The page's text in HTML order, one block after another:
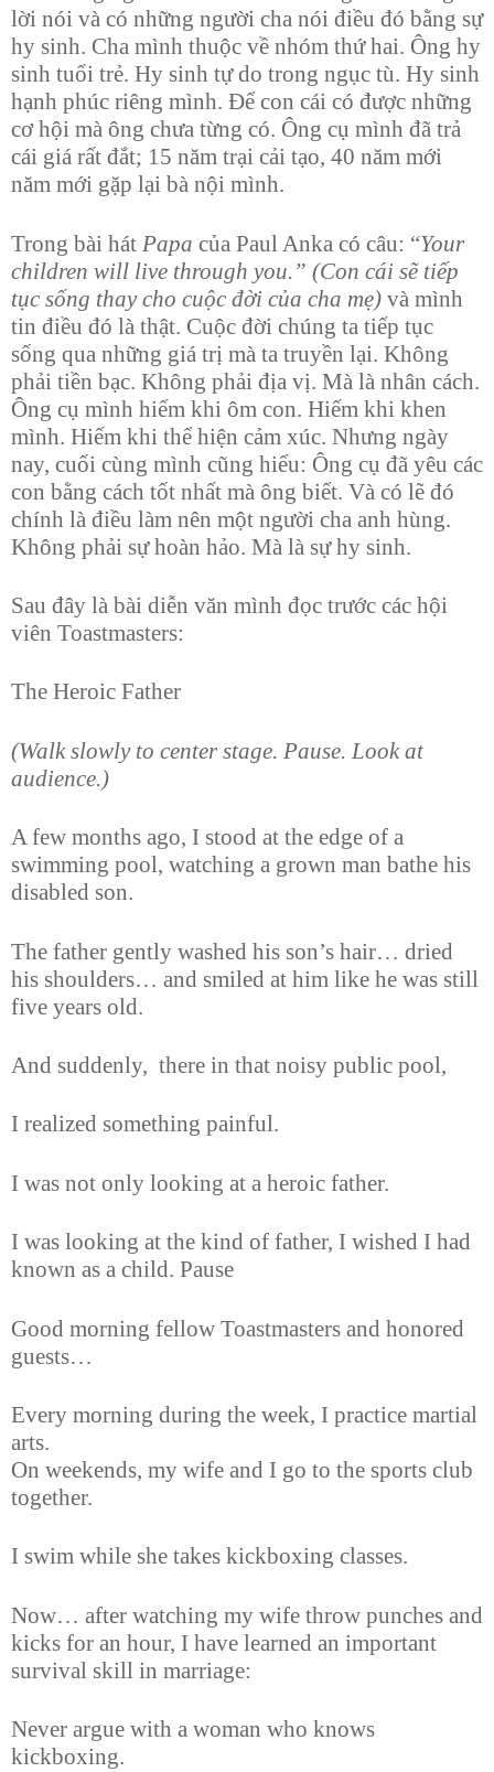
lời nói và có những người cha nói điều đó bằng sự
hy sinh. Cha mình thuộc về nhóm thứ hai. Ông hy
sinh tuổi trẻ. Hy sinh tự do trong ngục tù. Hy sinh
hạnh phúc riêng mình. Để con cái có được những
cơ hội mà ông chưa từng có. Ông cụ mình đã trả
cái giá rất đắt; 15 năm trại cải tạo, 40 năm mới
năm mới gặp lại bà nội mình.
Trong bài hát Papa của Paul Anka có câu: “Your
children will live through you.” (Con cái sẽ tiếp
tục sống thay cho cuộc đời của cha mẹ) và mình
tin điều đó là thật. Cuộc đời chúng ta tiếp tục
sống qua những giá trị mà ta truyền lại. Không
phải tiền bạc. Không phải địa vị. Mà là nhân cách.
Ông cụ mình hiếm khi ôm con. Hiếm khi khen
mình. Hiếm khi thể hiện cảm xúc. Nhưng ngày
nay, cuối cùng mình cũng hiểu: Ông cụ đã yêu các
con bằng cách tốt nhất mà ông biết. Và có lẽ đó
chính là điều làm nên một người cha anh hùng.
Không phải sự hoàn hảo. Mà là sự hy sinh.
Sau đây là bài diễn văn mình đọc trước các hội
viên Toastmasters:
The Heroic Father
(Walk slowly to center stage. Pause. Look at
audience.)
A few months ago, I stood at the edge of a
swimming pool, watching a grown man bathe his
disabled son.
The father gently washed his son’s hair… dried
his shoulders… and smiled at him like he was still
five years old.
And suddenly, there in that noisy public pool,
I realized something painful.
I was not only looking at a heroic father.
I was looking at the kind of father, I wished I had
known as a child. Pause
Good morning fellow Toastmasters and honored
guests…
Every morning during the week, I practice martial
arts.
On weekends, my wife and I go to the sports club
together.
I swim while she takes kickboxing classes.
Now… after watching my wife throw punches and
kicks for an hour, I have learned an important
survival skill in marriage:
Never argue with a woman who knows
kickboxing.